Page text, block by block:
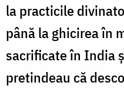
la practicile
până la ghicirea în
sacrificate în India
pretindeau că